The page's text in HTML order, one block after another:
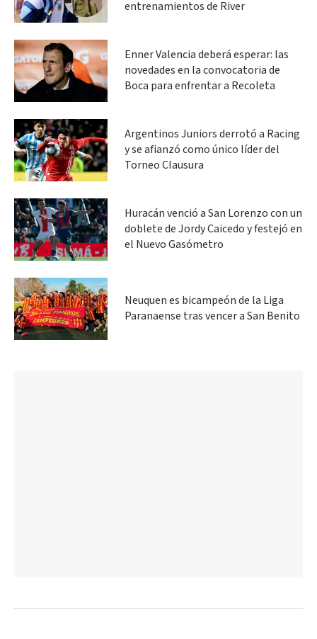
entrenamientos de River
Enner Valencia deberá esperar: las
novedades en la convocatoria de
Boca para enfrentar a Recoleta
Argentinos Juniors derrotó a Racing
y se afianzó como único líder del
Torneo Clausura
Huracán venció a San Lorenzo con un
doblete de Jordy Caicedo y festejó en
el Nuevo Gasómetro
Neuquen es bicampeón de la Liga
Paranaense tras vencer a San Benito